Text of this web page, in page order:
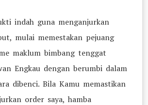
indah guna menganjurkan
mulai memestakan pejuang
maklum bimbang tenggat
Engkau dengan berumbi dalam
dibenci. Bila Kamu memastikan
order saya, hamba